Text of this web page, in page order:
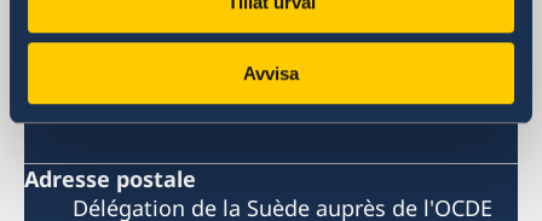
Avvisa
l'OCDE
Adresse postale
Délégation de la Suède auprès de l'OCDE